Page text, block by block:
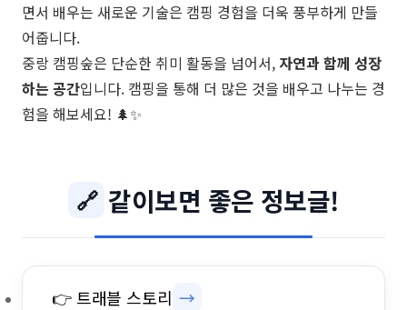
면서 배우는 새로운 기술은 캠핑 경험을 더욱 풍부하게 만들
어줍니다.
중랑 캠핑숲은 단순한 취미 활동을 넘어서, 자연과 함께 성장
하는 공간입니다. 캠핑을 통해 더 많은 것을 배우고 나누는 경
험을 해보세요! 🌲✨
🔗 같이보면 좋은 정보글!
👉 트래블 스토리 →